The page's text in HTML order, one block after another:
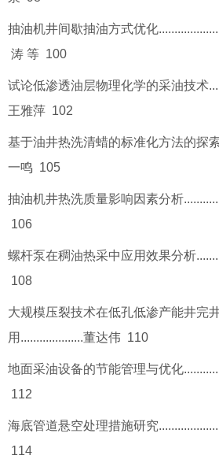
抽油机井间歇抽油方式优化
涛 等 100
试论低渗透油层物理化学的采油技术
王雅萍 102
基于油井热洗清蜡的标准化方法的探索
一鸣 105
抽油机井热洗质量影响因素分析
106
螺杆泵在稠油热采中应用效果分析
108
大规模压裂技术在低孔低渗产能井完
用....................董达伟 110
地面采油设备的节能管理与优化
112
海底管道悬空处理措施研究
114